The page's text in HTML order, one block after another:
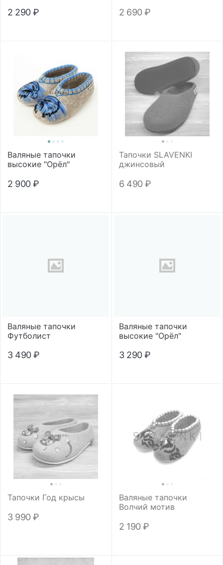
2 290 ₽ 2 690 ₽
Валяные тапочки
высокие "Орёл"
2 900 ₽
Тапочки SLAVENKI
джинсовый
6 490 ₽
Валяные тапочки
Футболист
3 490 ₽
Валяные тапочки
высокие "Орёл"
3 290 ₽
Тапочки Год крысы
3 990 ₽
Валяные тапочки
Волчий мотив
2 190 ₽